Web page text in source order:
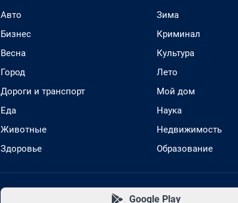
Авто
Бизнес
Весна
Город
Дороги и транспорт
Еда
Животные
Здоровье
Зима
Криминал
Культура
Лето
Мой дом
Наука
Недвижимость
Образование
Google Play